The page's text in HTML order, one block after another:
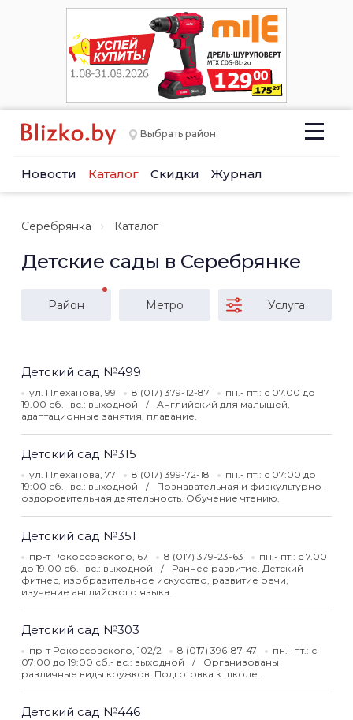
Выбрать район
Новости Каталог Скидки Журнал
Серебрянка Каталог
Детские сады в Серебрянке
Район Метро Услуга
Детский сад №499
ул. Плеханова, 99 8 (017) 379-12-87
пн.- пт.: с 07.00 до
19.00 сб.- вс.: выходной
Английский для малышей,
адаптационные занятия, плавание.
Детский сад №315
ул. Плеханова, 77 8 (017) 399-72-18
пн.- пт.: с 07:00 до
19:00 сб.- вс.: выходной
Познавательная и физкультурно-
оздоровительная деятельность. Обучение чтению.
Детский сад №351
пр-т Рокоссовского, 67 8 (017) 379-23-63
пн.- пт.: с 7.00
до 19.00 сб.- вс.: выходной
Раннее развитие. Детский
фитнес, изобразительное искусство, развитие речи,
изучение английского языка.
Детский сад №303
пр-т Рокоссовского, 102/2 8 (017) 396-87-47
пн.- пт.: с
07:00 до 19:00 сб.- вс.: выходной
Организованы
различные виды кружков. Подготовка к школе.
Детский сад №446